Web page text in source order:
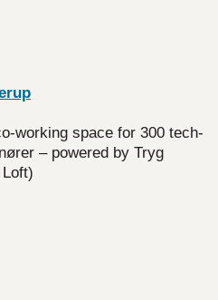
working space for 300 tech-
– powered by Tryg